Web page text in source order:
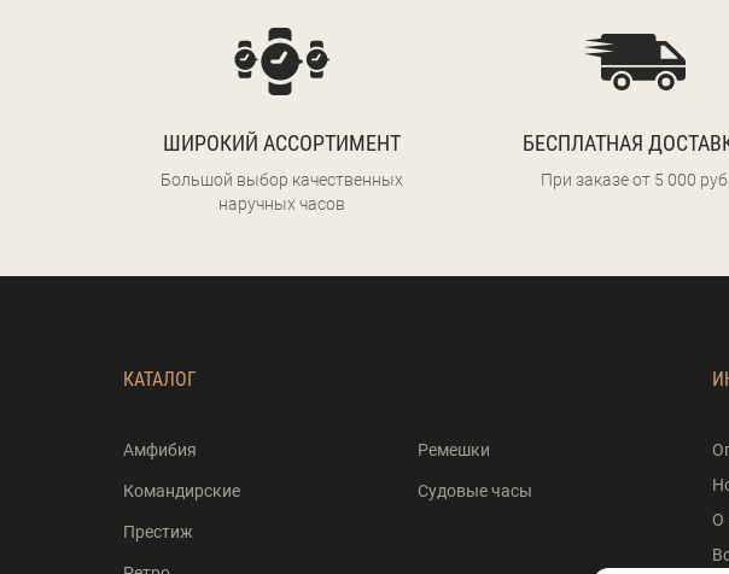
ШИРОКИЙ АССОРТИМЕНТ
Большой выбор качественных
наручных часов
БЕСПЛАТНАЯ
При заказе от 5 000 руб
КАТАЛОГ
Амфибия
Командирские
Престиж
Ремешки
Судовые часы
О